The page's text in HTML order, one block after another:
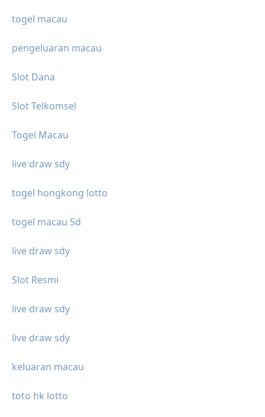
togel macau
pengeluaran macau
Slot Dana
Slot Telkomsel
Togel Macau
live draw sdy
togel hongkong lotto
togel macau 5d
live draw sdy
Slot Resmi
live draw sdy
live draw sdy
keluaran macau
toto hk lotto